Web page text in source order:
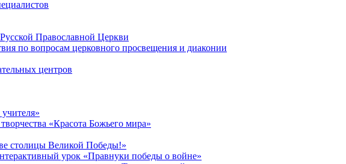
Православной Церкви
по вопросам церковного просвещения и диаконии
центров
«Красота Божьего мира»
столицы Великой Победы!»
урок «Правнуки победы о войне»